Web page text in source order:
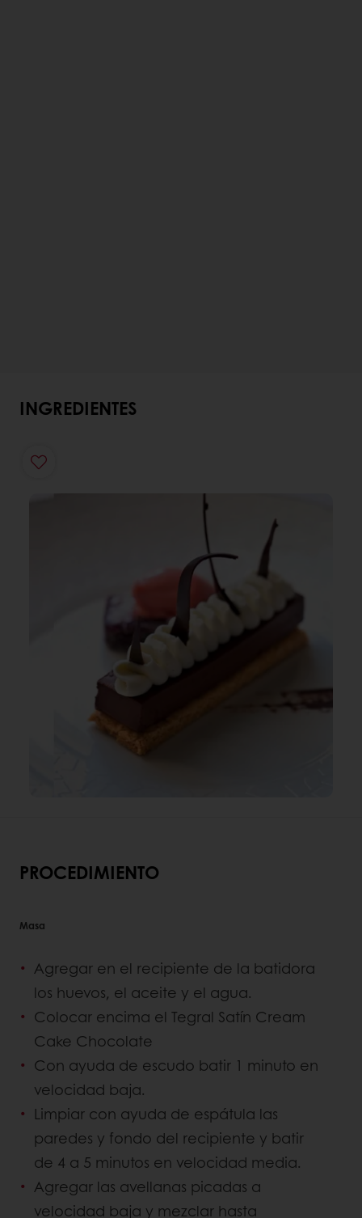
INGREDIENTES
PROCEDIMIENTO
Masa
Agregar en el recipiente de la batidora
los huevos, el aceite y el agua.
Colocar encima el Tegral Satín Cream
Cake Chocolate
Con ayuda de escudo batir 1 minuto en
velocidad baja.
Limpiar con ayuda de espátula las
paredes y fondo del recipiente y batir
de 4 a 5 minutos en velocidad media.
Agregar las avellanas picadas a
velocidad baja y mezclar hasta